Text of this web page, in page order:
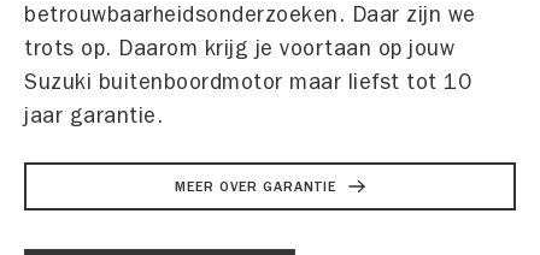
betrouwbaarheidsonderzoeken. Daar zijn we
trots op. Daarom krijg je voortaan op jouw
Suzuki buitenboordmotor maar liefst tot 10
jaar garantie.
MEER OVER GARANTIE